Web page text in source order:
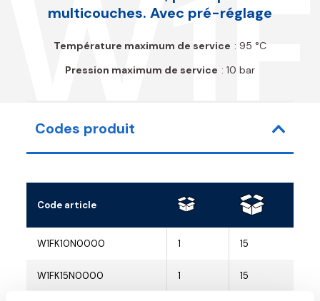
W1F
multicouches. Avec pré-réglage
Température maximum de service : 95 °C
Pression maximum de service : 10 bar
Codes produit
Code article
W1FK10N0000 1 15
W1FK15N0000 1 15